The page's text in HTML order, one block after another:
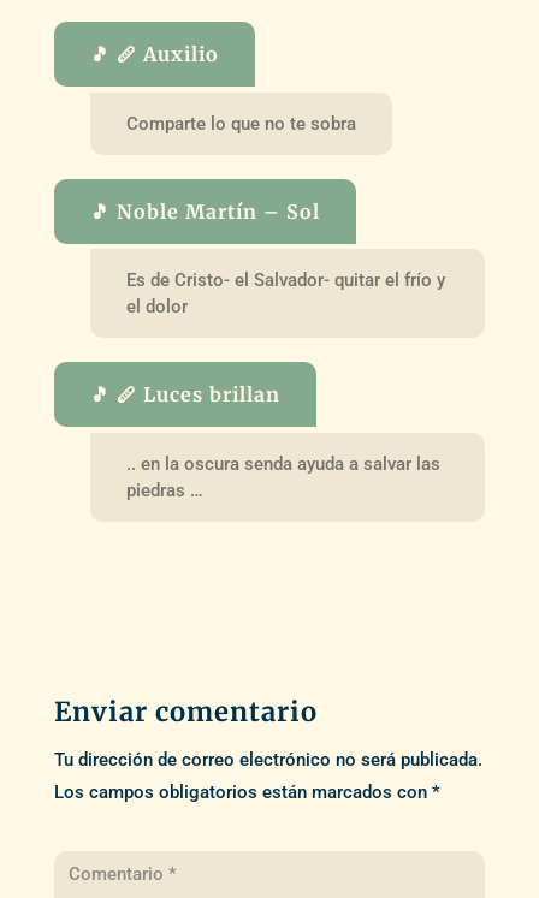
🎵 🪈 Auxilio
Comparte lo que no te sobra
🎵 Noble Martín – Sol
Es de Cristo- el Salvador- quitar el frío y
el dolor
🎵 🪈 Luces brillan
.. en la oscura senda ayuda a salvar las
piedras …
Enviar comentario
Tu dirección de correo electrónico no será publicada.
Los campos obligatorios están marcados con *